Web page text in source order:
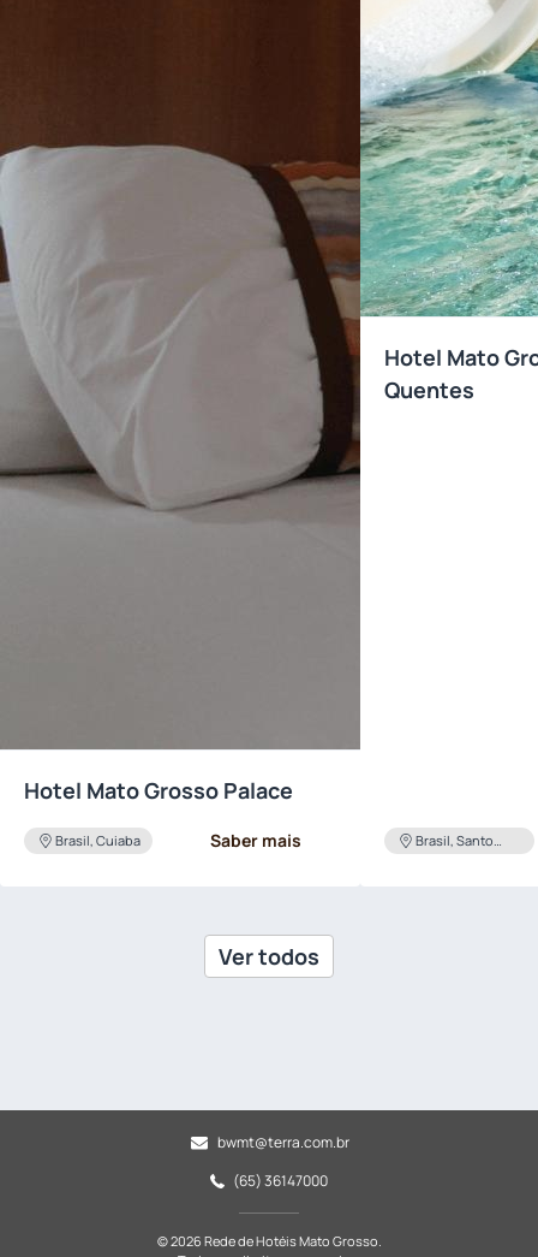
Hotel Mato Grosso Palace
Brasil, Cuiaba Saber mais
Hotel Mato
Quentes
Brasil, Santo
Ver todos
bwmt@terra.com.br
(65) 36147000
© 2026 Rede de Hotéis Mato Grosso.